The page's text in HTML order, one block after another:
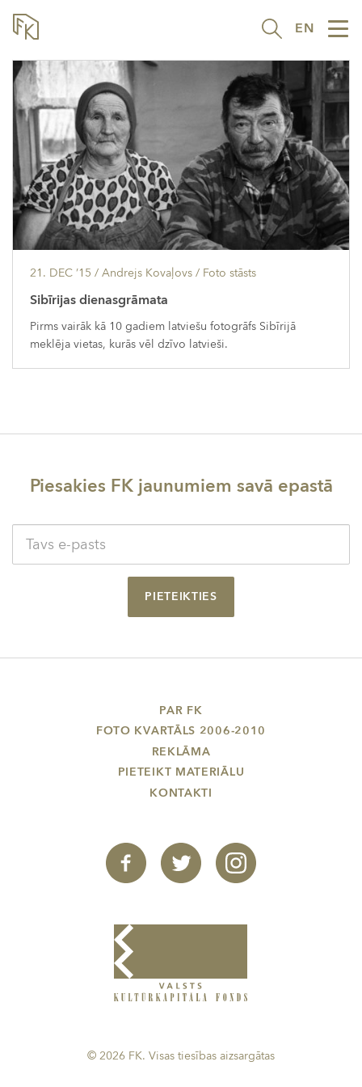
EN
21. DEC ’15 / Andrejs Kovaļovs / Foto stāsts
Sibīrijas dienasgrāmata
Pirms vairāk kā 10 gadiem latviešu fotogrāfs Sibīrijā
meklēja vietas, kurās vēl dzīvo latvieši.
Piesakies FK jaunumiem savā epastā
PIETEIKTIES
PAR FK
FOTO KVARTĀLS 2006-2010
REKLĀMA
PIETEIKT MATERIĀLU
KONTAKTI
© 2026 FK. Visas tiesības aizsargātas